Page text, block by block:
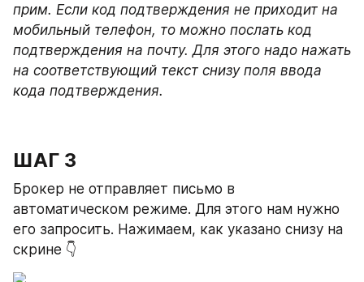
прим. Если код подтверждения не приходит на
мобильный телефон, то можно послать код
подтверждения на почту. Для этого надо нажать
на соответствующий текст снизу поля ввода
кода подтверждения.
ШАГ 3
Брокер не отправляет письмо в
автоматическом режиме. Для этого нам нужно
его запросить. Нажимаем, как указано снизу на
скрине 👇